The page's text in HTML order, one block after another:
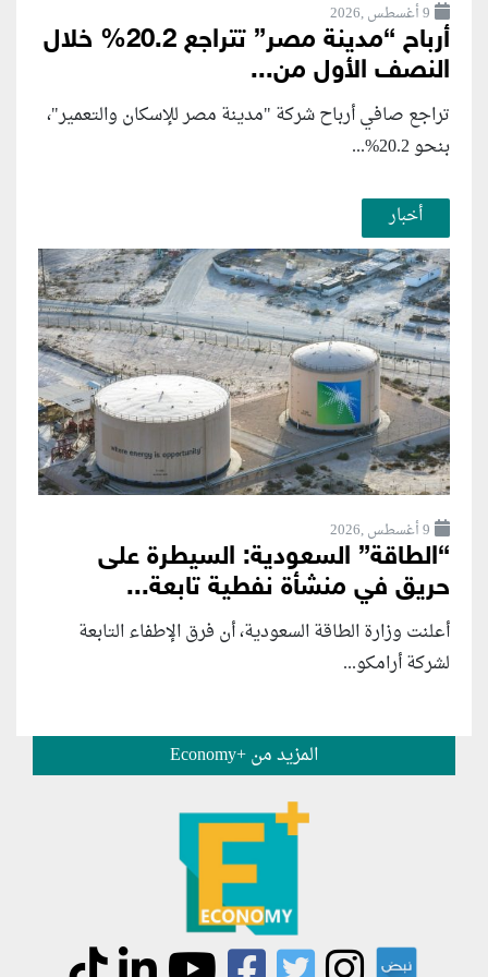
9 أغسطس ,2026
أرباح “مدينة مصر” تتراجع 20.2% خلال
النصف الأول من...
تراجع صافي أرباح شركة "مدينة مصر للإسكان والتعمير"،
بنحو 20.2%...
أخبار
9 أغسطس ,2026
“الطاقة” السعودية: السيطرة على
حريق في منشأة نفطية تابعة...
أعلنت وزارة الطاقة السعودية، أن فرق الإطفاء التابعة
لشركة أرامكو...
المزيد من +Economy